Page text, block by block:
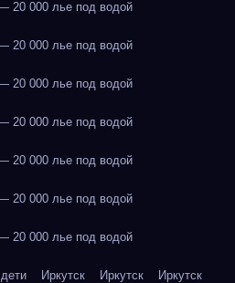
000 лье под водой
000 лье под водой
000 лье под водой
000 лье под водой
000 лье под водой
000 лье под водой
000 лье под водой
Иркутск Иркутск Иркутск